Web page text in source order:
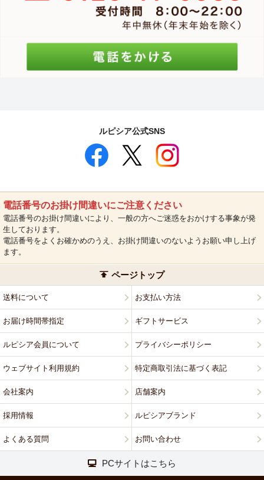
ルピシア公式SNS
電話番号のお掛け間違いにご注意ください
電話番号のお掛け間違いにより、一般の方へご迷惑をおかけする事象が発
生しております。
電話番号をよくお確かめのうえ、お掛け間違いのないようお願い申し上げ
ます。
ページトップ
送料について お支払い方法
お届け時間帯指定 ギフトサービス
ルピシア会員について プライバシーポリシー
ウェブサイト利用規約 特定商取引法に基づく表記
会社案内 店舗案内
採用情報 ルピシアブランド
よくある質問 お問い合わせ
PCサイトはこちら